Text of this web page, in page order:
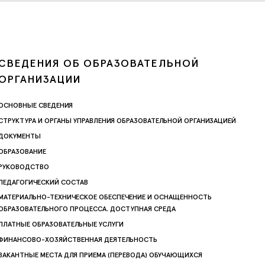
ОБ ОБРАЗОВАТЕЛЬНОЙ
СВЕДЕНИЯ
И ОРГАНЫ УПРАВЛЕНИЯ ОБРАЗОВАТЕЛЬНОЙ ОРГАНИЗАЦИЕЙ
СОСТАВ
ТЕХНИЧЕСКОЕ ОБЕСПЕЧЕНИЕ И ОСНАЩЕННОСТЬ
ПРОЦЕССА. ДОСТУПНАЯ СРЕДА
ОБРАЗОВАТЕЛЬНЫЕ УСЛУГИ
ХОЗЯЙСТВЕННАЯ ДЕЯТЕЛЬНОСТЬ
МЕСТА ДЛЯ ПРИЕМА (ПЕРЕВОДА) ОБУЧАЮЩИХСЯ